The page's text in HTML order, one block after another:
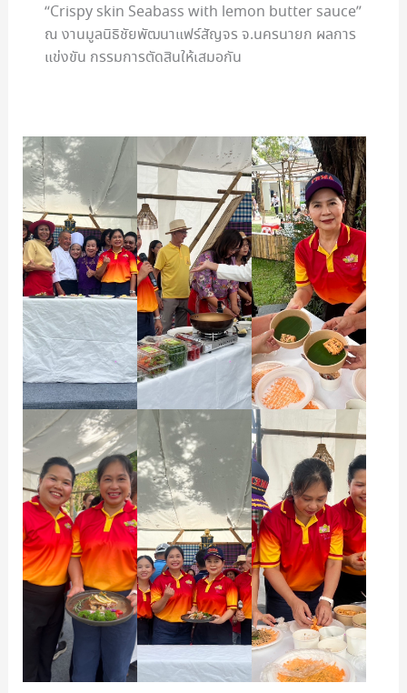
“Crispy skin Seabass with lemon butter sauce”
ณ งานมูลนิธิชัยพัฒนาแฟร์สัญจร จ.นครนายก ผลการ
แข่งขัน กรรมการตัดสินให้เสมอกัน